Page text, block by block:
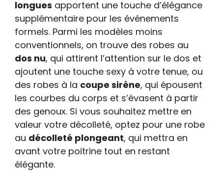
longues apportent une touche d’élégance
supplémentaire pour les événements
formels. Parmi les modèles moins
conventionnels, on trouve des robes au
dos nu, qui attirent l’attention sur le dos et
ajoutent une touche sexy à votre tenue, ou
des robes à la coupe sirène, qui épousent
les courbes du corps et s’évasent à partir
des genoux. Si vous souhaitez mettre en
valeur votre décolleté, optez pour une robe
au décolleté plongeant, qui mettra en
avant votre poitrine tout en restant
élégante.